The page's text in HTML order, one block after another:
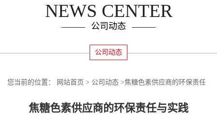
NEWS CENTER
公司动态
公司动态
您当前的位置： 网站首页 > 公司动态 >焦糖色素供应商的环保责任
焦糖色素供应商的环保责任与实践